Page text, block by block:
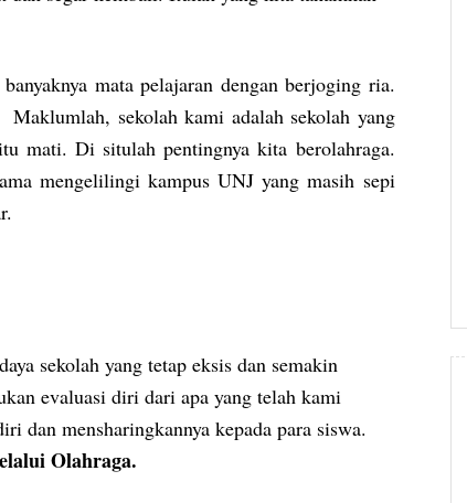
mata pelajaran dengan berjoging ria.
sekolah kami adalah sekolah yang
mati. Di situlah pentingnya kita berolahraga.
mengelilingi kampus UNJ yang masih sepi
sekolah yang tetap eksis dan semakin
evaluasi diri dari apa yang telah kami
dan mensharingkannya kepada para siswa.
Olahraga.